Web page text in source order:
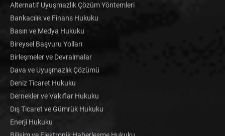
Alternatif Uyuşmazlık Çözüm Yöntemleri
Bankacılık ve Finans Hukuku
Basın ve Medya Hukuku
Bireysel Başvuru Yolları
Birleşmeler ve Devralmalar
Dava ve Uyuşmazlık Çözümü
Deniz Ticaret Hukuku
Dernekler ve Vakıflar Hukuku
Dış Ticaret ve Gümrük Hukuku
Enerji Hukuku